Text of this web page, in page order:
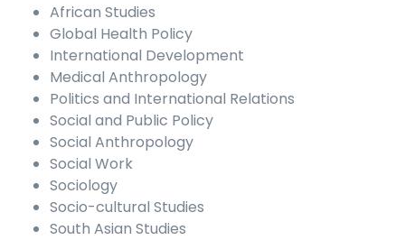
African Studies
Global Health Policy
International Development
Medical Anthropology
Politics and International Relations
Social and Public Policy
Social Anthropology
Social Work
Sociology
Socio-cultural Studies
South Asian Studies